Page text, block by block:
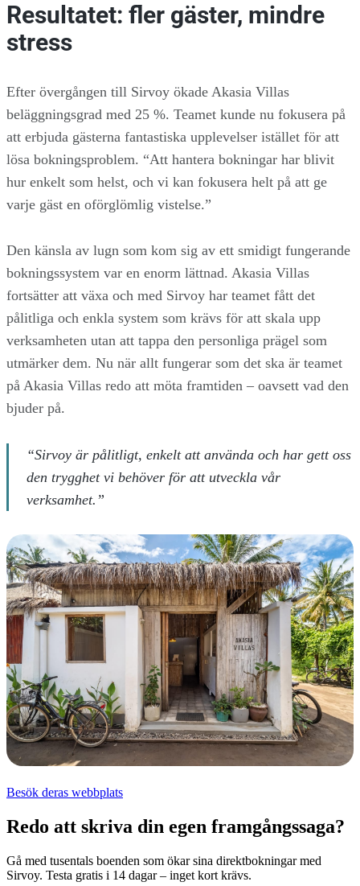
Resultatet: fler gäster, mindre
stress
Efter övergången till Sirvoy ökade Akasia Villas
beläggningsgrad med 25 %. Teamet kunde nu fokusera på
att erbjuda gästerna fantastiska upplevelser istället för att
lösa bokningsproblem. “Att hantera bokningar har blivit
hur enkelt som helst, och vi kan fokusera helt på att ge
varje gäst en oförglömlig vistelse.”
Den känsla av lugn som kom sig av ett smidigt fungerande
bokningssystem var en enorm lättnad. Akasia Villas
fortsätter att växa och med Sirvoy har teamet fått det
pålitliga och enkla system som krävs för att skala upp
verksamheten utan att tappa den personliga prägel som
utmärker dem. Nu när allt fungerar som det ska är teamet
på Akasia Villas redo att möta framtiden – oavsett vad den
bjuder på.
“Sirvoy är pålitligt, enkelt att använda och har gett oss
den trygghet vi behöver för att utveckla vår
verksamhet.”
Besök deras webbplats
Redo att skriva din egen framgångssaga?
Gå med tusentals boenden som ökar sina direktbokningar med
Sirvoy. Testa gratis i 14 dagar – inget kort krävs.